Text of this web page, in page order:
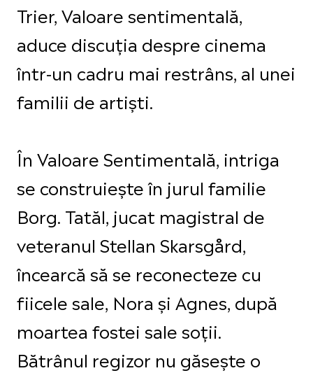
Trier, Valoare sentimentală,
aduce discuția despre cinema
într-un cadru mai restrâns, al unei
familii de artiști.
În Valoare Sentimentală, intriga
se construiește în jurul familie
Borg. Tatăl, jucat magistral de
veteranul Stellan Skarsgård,
încearcă să se reconecteze cu
fiicele sale, Nora și Agnes, după
moartea fostei sale soții.
Bătrânul regizor nu găsește o